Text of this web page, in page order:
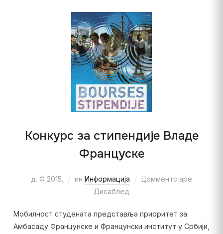
Конкурс за стипендије Владе
Француске
д. Ф 2015. ин Информација
Цомментс аре
Дисаблед
Мобилност студената представља приоритет за
Амбасаду Францунске и Францунски институт у Србији,